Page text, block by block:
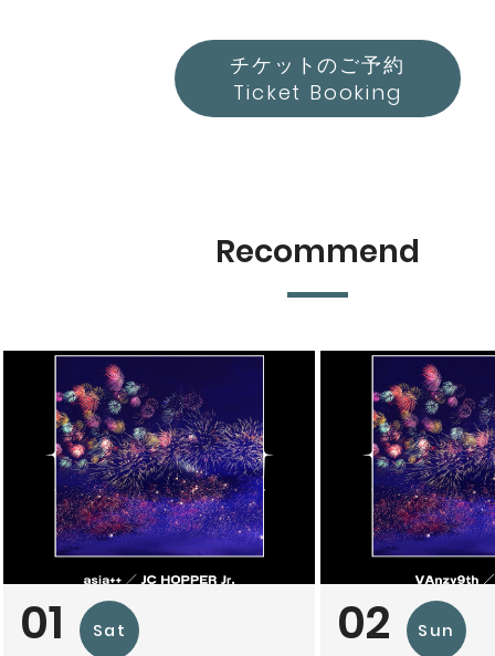
チケットのご予約
Ticket Booking
Recommend
01 Sat 02 Sun